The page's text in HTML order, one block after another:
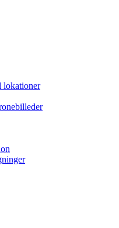
lokationer